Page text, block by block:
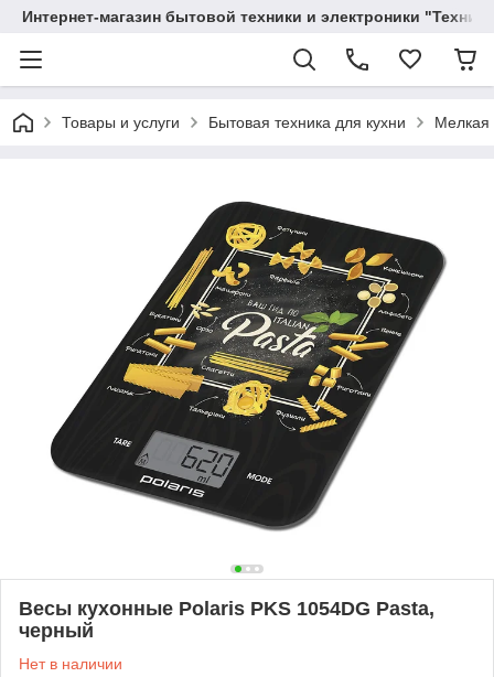
Интернет-магазин бытовой техники и электроники
Товары и услуги Бытовая техника для кухни Мелкая
Весы кухонные Polaris PKS 1054DG Pasta,
черный
Нет в наличии